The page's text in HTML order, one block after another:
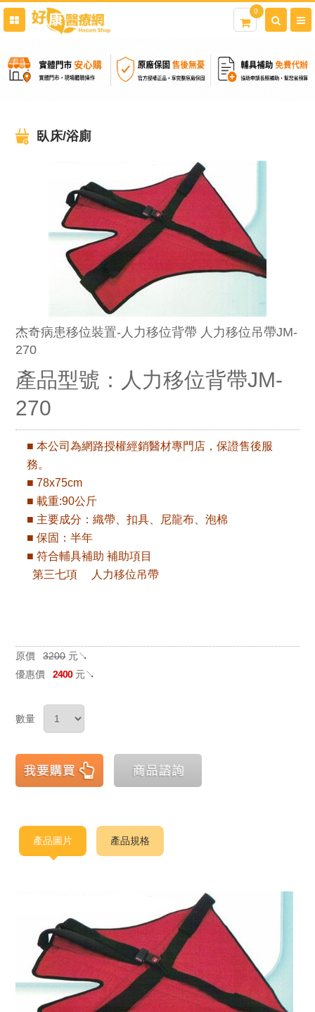
0
臥床/浴廁
杰奇病患移位裝置-人力移位背帶 人力移位吊帶JM-
270
產品型號：人力移位背帶JM-
270
■ 本公司為網路授權經銷醫材專門店，保證售後服
務。
■ 78x75cm
■ 載重:90公斤
■ 主要成分：織帶、扣具、尼龍布、泡棉
■ 保固：半年
■ 符合輔具補助 補助項目
第三七項 人力移位吊帶
原價 3200元↘
優惠價
2400元↘
數量
產品圖片 產品規格